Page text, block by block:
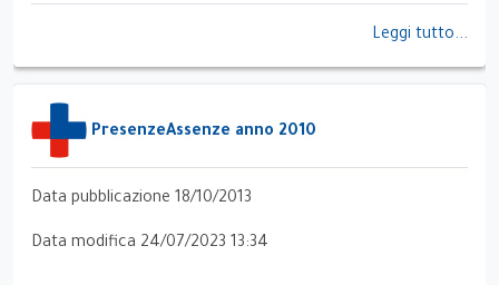
Leggi tutto...
PresenzeAssenze anno 2010
Data pubblicazione 18/10/2013
Data modifica 24/07/2023 13:34